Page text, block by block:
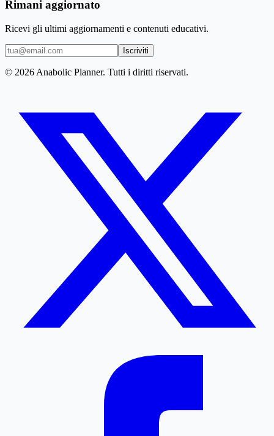
Rimani aggiornato
Ricevi gli ultimi aggiornamenti e contenuti educativi.
Iscriviti
© 2026 Anabolic Planner. Tutti i diritti riservati.